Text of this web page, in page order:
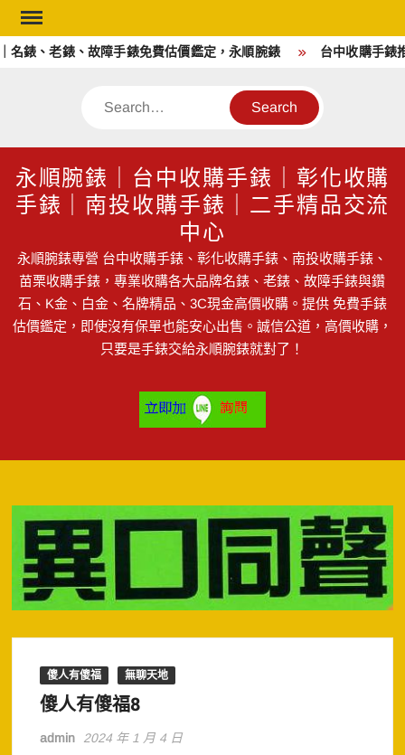
Skip
to
content
錶、老錶、故障手錶免費估價鑑定，永順腕錶 台中收購手錶
Search
永順腕錶｜台中收購手錶｜彰化收購
手錶｜南投收購手錶｜二手精品交流
中心
永順腕錶專營 台中收購手錶、彰化收購手錶、南投收購手錶、
苗栗收購手錶，專業收購各大品牌名錶、老錶、故障手錶與鑽
石、K金、白金、名牌精品、3C現金高價收購。提供 免費手錶
估價鑑定，即使沒有保單也能安心出售。誠信公道，高價收購，
只要是手錶交給永順腕錶就對了！
傻人有傻福 無聊天地
傻人有傻福8
admin 2024 年 1 月 4 日